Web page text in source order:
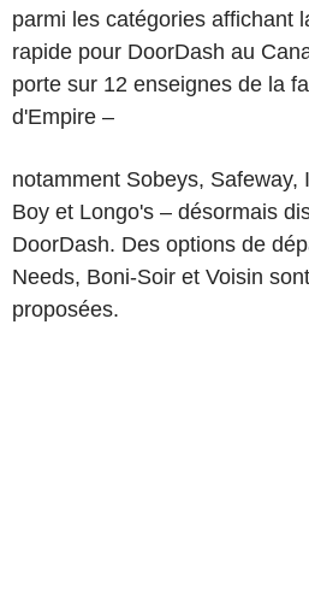
parmi les catégories affichant
rapide pour DoorDash au
porte sur 12 enseignes de la
d'Empire –
notamment Sobeys, Safeway,
Boy et Longo's – désormais
DoorDash. Des options de
Needs, Boni-Soir et Voisin
proposées.